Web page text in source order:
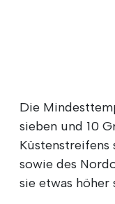
Die
sieben und 10
sowie des
sie etwas höher